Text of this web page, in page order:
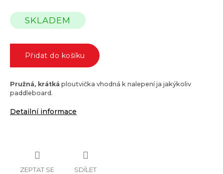
Měrná
cena:
SKLADEM
Přidat do košíku
Pružná, krátká ploutvička vhodná k nalepení ja jakýkoliv
paddleboard.
Detailní informace
ZEPTAT SE SDÍLET